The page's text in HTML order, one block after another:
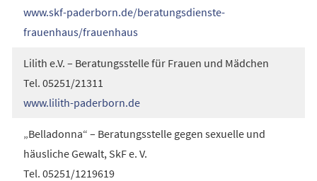
www.skf-paderborn.de/beratungsdienste-
frauenhaus/frauenhaus
(Öffnet
einem
neuen
Lilith e.V. – Beratungsstelle für Frauen und Mädchen
Tel. 05251/21311
www.lilith-paderborn.de
(Öffnet
einem
neuen
„Belladonna“ – Beratungsstelle gegen sexuelle und
häusliche Gewalt, SkF e. V.
Tel. 05251/1219619